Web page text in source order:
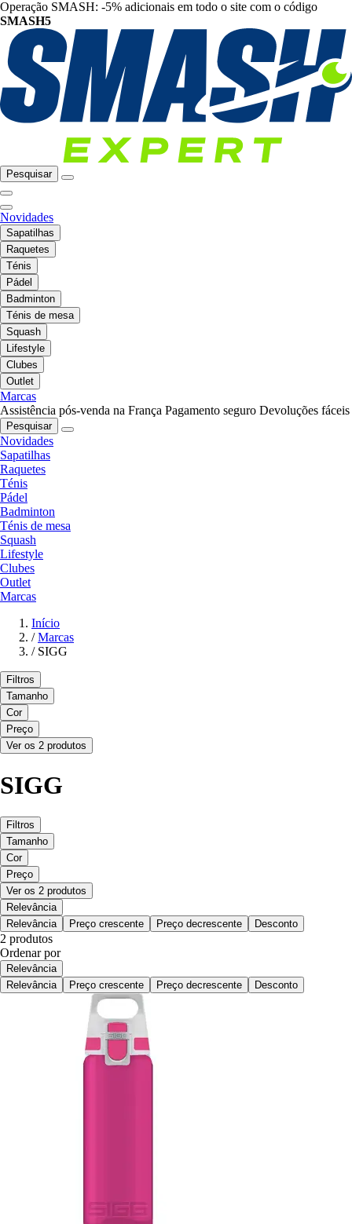
Operação SMASH: -5% adicionais em todo o site com o código
SMASH5
Pesquisar
Novidades
Sapatilhas
Raquetes
Ténis
Pádel
Badminton
Ténis de mesa
Squash
Lifestyle
Clubes
Outlet
Marcas
Assistência pós-venda na França Pagamento seguro Devoluções fáceis
Pesquisar
Novidades
Sapatilhas
Raquetes
Ténis
Pádel
Badminton
Ténis de mesa
Squash
Lifestyle
Clubes
Outlet
Marcas
Início
/ Marcas
/ SIGG
Filtros
Tamanho
Cor
Preço
Ver os 2 produtos
SIGG
Filtros
Tamanho
Cor
Preço
Ver os 2 produtos
Relevância
Relevância
Preço crescente Preço decrescente Desconto
2 produtos
Ordenar por
Relevância
Relevância
Preço crescente Preço decrescente Desconto